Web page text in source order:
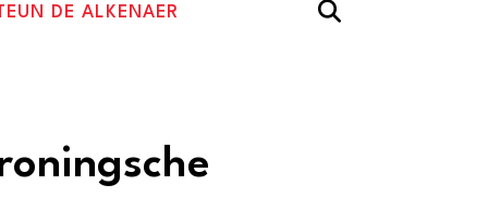
DE ALKENAER